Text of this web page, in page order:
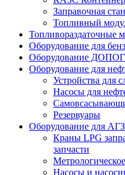
Заправочная
Топливный
Топливораздаточные
Оборудование для
Оборудование ДОПОГ
Оборудование для
Устройства для
Насосы для
Резервуары
Оборудование для
Краны LPG
запчасти
Насосы и